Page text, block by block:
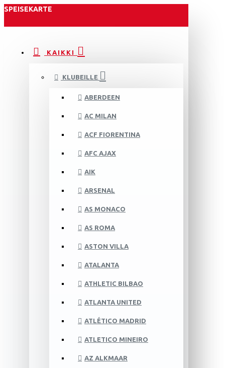
SPEISEKARTE
KAIKKI
KLUBEILLE
ABERDEEN
AC MILAN
ACF FIORENTINA
AFC AJAX
AIK
ARSENAL
AS MONACO
AS ROMA
ASTON VILLA
ATALANTA
ATHLETIC BILBAO
ATLANTA UNITED
ATLÉTICO MADRID
ATLETICO MINEIRO
AZ ALKMAAR